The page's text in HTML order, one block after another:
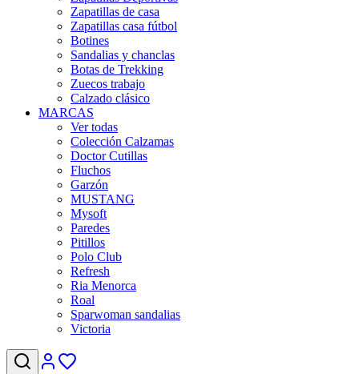
Zapatillas de casa
Zapatillas casa fútbol
Botines
Sandalias y chanclas
Botas de Trekking
Zuecos trabajo
Calzado clásico
MARCAS
Ver todas
Colección Calzamas
Doctor Cutillas
Fluchos
Garzón
MUSTANG
Mysoft
Paredes
Pitillos
Polo Club
Refresh
Ria Menorca
Roal
Sparwoman sandalias
Victoria